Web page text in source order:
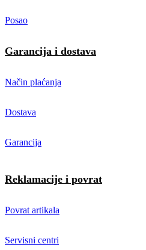
Posao
Garancija i dostava
Način plaćanja
Dostava
Garancija
Reklamacije i povrat
Povrat artikala
Servisni centri